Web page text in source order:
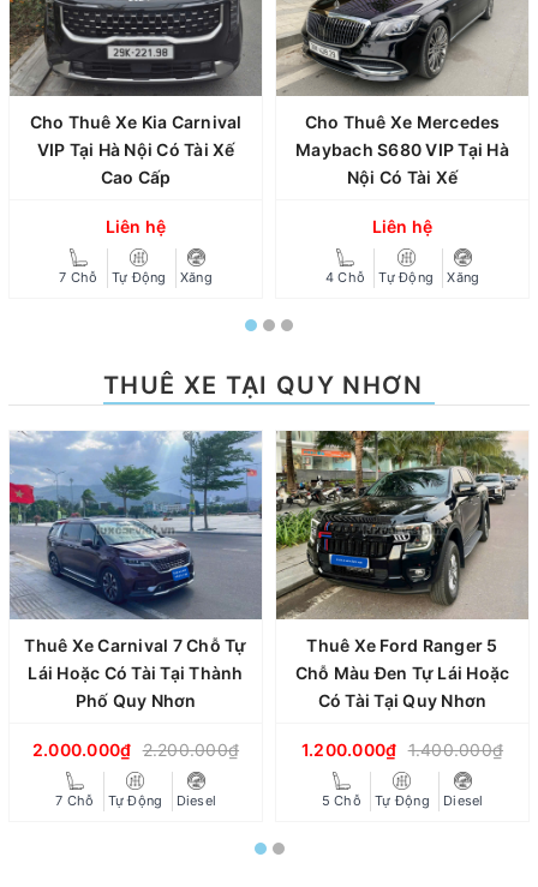
Cho Thuê Xe Kia Carnival
VIP Tại Hà Nội Có Tài Xế
Cao Cấp
Liên hệ
7 Chỗ Tự Động Xăng
Cho Thuê Xe Mercedes
Maybach S680 VIP Tại Hà
Nội Có Tài Xế
Liên hệ
4 Chỗ Tự Động Xăng
THUÊ XE TẠI QUY NHƠN
Thuê Xe Carnival 7 Chỗ Tự
Lái Hoặc Có Tài Tại Thành
Phố Quy Nhơn
2.000.000₫ 2.200.000₫
7 Chỗ Tự Động Diesel
Thuê Xe Ford Ranger 5
Chỗ Màu Đen Tự Lái Hoặc
Có Tài Tại Quy Nhơn
1.200.000₫ 1.400.000₫
5 Chỗ Tự Động Diesel